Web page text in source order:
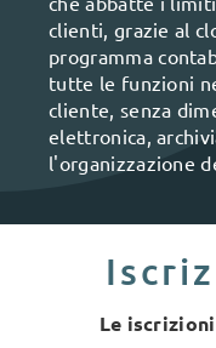
clienti, grazie al
programma
tutte le funzioni
cliente, senza
elettronica,
l'organizzazione
Le